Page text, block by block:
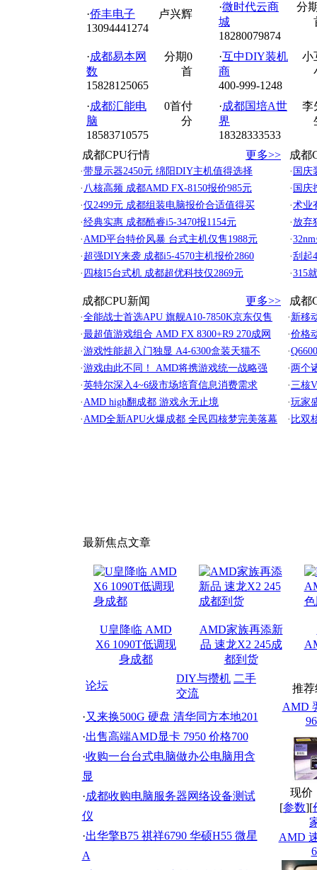
·侨丰电子
卢兴辉
13094441274
·微时代云商
城
分
18280079874
·成都易本网
数
分期0
首
15828125065
·互中DIY装机
商
小
400-999-1248
·成都汇能电
脑
0首付
分
18583710575
·成都国培A世
界
李
18328333533
成都CPU行情
更多>>
·带显示器2450元 绵阳DIY主机值得选择
· 八核高频 成都AMD FX-8150报价985元
·仅2499元 成都组装电脑报价合适值得买
·经典实惠 成都酷睿i5-3470报1154元
·AMD平台特价风暴 台式主机仅售1988元
· 超强DIY来袭 成都i5-4570主机报价2860
· 四核I5台式机 成都超优科技仅2869元
成都
· 国庆
· 国庆
·术业
·放弃
·
·刮起
·315
成都CPU新闻 更多>>
·全能战士首选APU 旗舰A10-7850K京东仅售
·最超值游戏组合 AMD FX 8300+R9 270成网
·游戏性能超入门独显 A4-6300盒装天猫不
·游戏由此不同！ AMD将携游戏统一战略强
·英特尔深入4~6级市场培育信息消费需求
·AMD high翻成都 游戏永无止境
·AMD全新APU火爆成都 全民四核梦完美落幕
成都
· 新移
·价格
·
· 两个
·三核
·玩家
· 比双
最新焦点文章
U皇降临 AMD
X6 1090T低调现
身成都
AMD家族再添新
品 速龙X2 245成
都到货
论坛
DIY与攒机 二手
交流
·又来换500G 硬盘 清华同方本地201
·出售高端AMD显卡 7950 价格700
·收购一台台式电脑做办公电脑用含
显
·成都收购电脑服务器网络设备测试
仪
·出华擎B75 祺祥6790 华硕H55 微星
A
推
AMD
现价
[参数][
AMD